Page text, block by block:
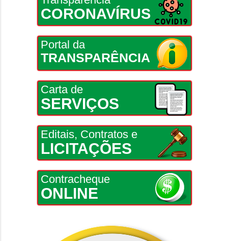
CORONAVÍRUS
Portal da
TRANSPARÊNCIA
Carta de
SERVIÇOS
Editais, Contratos e
LICITAÇÕES
Contracheque
ONLINE